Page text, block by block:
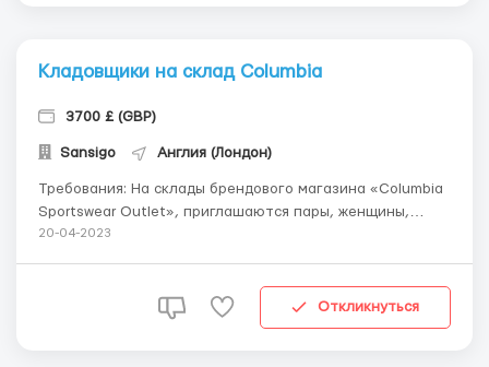
Кладовщики на склад Columbia
3700 £ (GBP)
Sansigo Англия (Лондон)
Требования: На склады брендового магазина «Columbia
Sportswear Outlet», приглашаются пары, женщины,
мужчины до 60 лет. Обязанности: приём продукции;
отсутствие дефектов; ...
20-04-2023
Откликнуться